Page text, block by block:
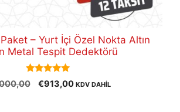
– Yurt İçi Özel Nokta Altın
Metal Tespit Dedektörü
5.00
out of 5
Orijinal
€913,00Şu
KDV DAHİL